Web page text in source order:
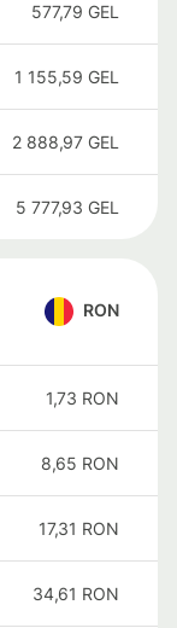
577,79 GEL
1 155,59 GEL
2 888,97 GEL
5 777,93 GEL
RON
1,73 RON
8,65 RON
17,31 RON
34,61 RON